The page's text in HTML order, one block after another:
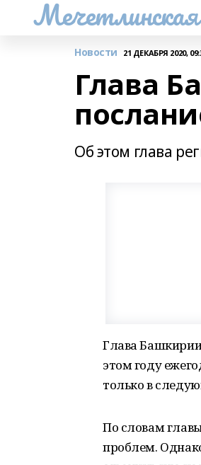
Новости 21 ДЕКАБРЯ 2020,
Глава
Об этом глава
Глава
этом году
только в
По словам
проблем.